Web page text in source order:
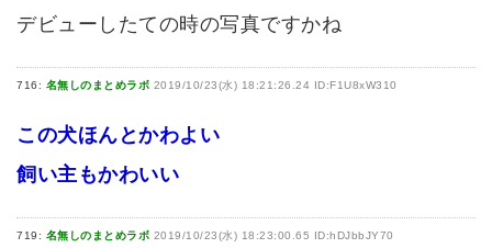
デビューしたての時の写真ですかね
716: 名無しのまとめラボ 2019/10/23(水) 18:21:26.24 ID:F1U8xW310
この犬ほんとかわよい
飼い主もかわいい
719: 名無しのまとめラボ 2019/10/23(水) 18:23:00.65 ID:hDJbbJY70